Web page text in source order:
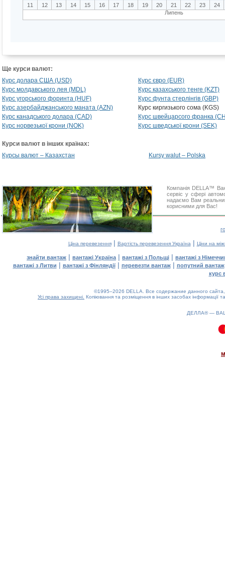
11 12 13 14 15 16 17 18 19 20 21 22 23
24
Липень
Ще курси валют:
Курс долара США (USD)
Курс євро (EUR)
Курс молдавського лея (MDL)
Курс казахського тенге (KZT)
Курс угорського форинта (HUF)
Курс фунта стерлінгів (GBP)
Курс азербайджанського маната (AZN)
Курс киргизького сома (KGS)
Курс канадського долара (CAD)
Курс швейцарсого франка
Курс норвезької крони (NOK)
Курс шведської крони (SEK)
Курси валют в інших країнах:
Курсы валют – Казахстан
Kursy walut – Polska
Компанія DELLA™
сервіс у сфері
надаємо Вам
корисними для Вас!
Ціна перевезення| Вартість перевезення Україна | Ціни на
знайти вантаж | вантажі Україна | вантажі з Польщі | вантажі з
вантажі з Литви | вантажі з Фінляндії| перевезти вантаж| попутний вантаж
курс
©1995–2026 DELLA. Все содержание данного
Усі права захищені. Копіювання та розміщення в інших засобах інформації
ДЕЛЛА® —